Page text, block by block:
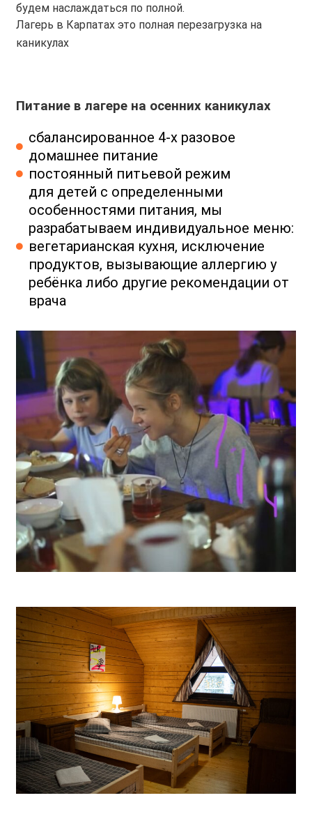
будем наслаждаться по полной.
Лагерь в Карпатах это полная перезагрузка на
каникулах
Питание в лагере на осенних каникулах
сбалансированное 4-х разовое
домашнее питание
постоянный питьевой режим
для детей с определенными
особенностями питания, мы
разрабатываем индивидуальное меню:
вегетарианская кухня, исключение
продуктов, вызывающие аллергию у
ребёнка либо другие рекомендации от
врача